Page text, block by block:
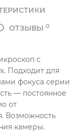
ОТЗЫВЫ 0
с
Подходит для
фокуса серии
— постоянное
от
Возможность
камеры.